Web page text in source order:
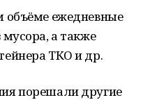
объёме ежедневные
а также
ТКО и др.
порешали другие